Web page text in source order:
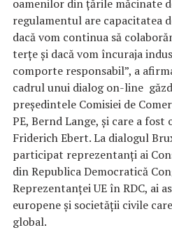
regulamentul are capacitatea
dacă vom continua să
terțe și dacă vom încuraja
comporte responsabil”, a
cadrul unui dialog on-line
președintele Comisiei de
PE, Bernd Lange, și care a fost
Friderich Ebert. La dialogul
participat reprezentanți ai
din Republica Democratică
Reprezentanței UE în RDC, ai
europene și societății civile
global.